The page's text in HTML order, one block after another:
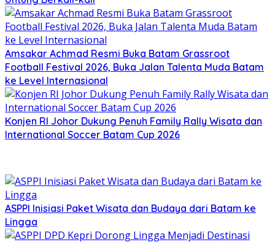
Amsakar Achmad Resmi Buka Batam Grassroot
Football Festival 2026, Buka Jalan Talenta Muda Batam
ke Level Internasional
Konjen RI Johor Dukung Penuh Family Rally Wisata dan
International Soccer Batam Cup 2026
ASPPI Inisiasi Paket Wisata dan Budaya dari Batam ke
Lingga